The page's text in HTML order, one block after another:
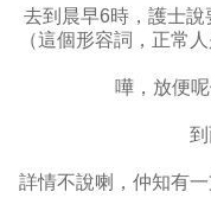
去到晨早6時，護士
（這個形容詞，正常
嘩，放便
到
詳情不說喇，仲知有